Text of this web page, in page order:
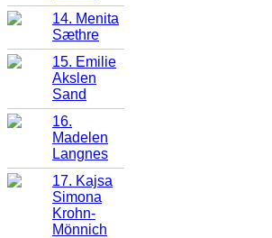
14. Menita
Sæthre
15. Emilie
Akslen
Sand
16.
Madelen
Langnes
17. Kajsa
Simona
Krohn-
Mönnich